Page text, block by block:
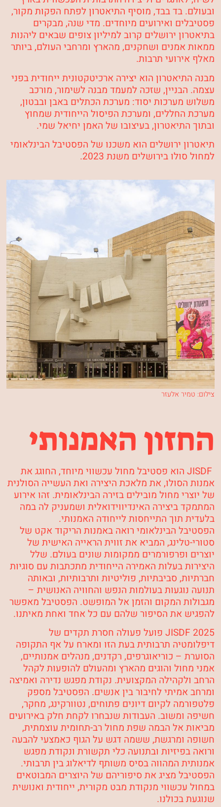
צילום: טמיר אלעזר
ובעולם. בד בבד, מוסיף התיאטרון לפתח הפקות מקור,
פסטיבלים ואירועים מיוחדים. מדי שנה, מבקרים
בתיאטרון ירושלים קרוב למיליון צופים שבאים ליהנות
ממאות אמנים ושחקנים, מהארץ ומרחבי העולם, ביותר
מאלף אירועי תרבות.
מבנה התיאטרון הוא יצירה ארכיטקטונית ייחודית בפני
עצמה. הבניין, שזכה למעמד מבנה לשימור, מורכב
משלוש מערכות יסוד: מערכת הכתלים באבן ובבטון,
מערכת החללים, ומערכת הפיסול הייחודית שמחוץ
ובתוך התיאטרון, בעיצובו של האמן יחיאל שמי.
תיאטרון ירושלים הוא משכנו של הפסטיבל הבינלאומי
למחול סולו בירושלים משנת 2023.
החזון האמנותי
JISDF הוא פסטיבל מחול עכשווי מיוחד, החוגג את
אמנות הסולו, את מלאכת היצירה ואת העשייה הסולנית
של יוצרי מחול מובילים בזירה הבינלאומית. זהו אירוע
המתמקד ביצירה האינדיווידואלית ושמעניק לה במה
בלעדית תוך התייחסות לייחודה האמנותי.
הפסטיבל הבינלאומי רואה באמנות הריקוד אקט של
סטורי-טלינג, המביא את זווית הראייה האישית של
יוצרים ופרפורמרים ממקומות שונים בעולם. שלל
היצירות בעלות האמירה הייחודית מתכתבות עם סוגיות
חברתיות, סביבתיות, פוליטיות ותרבותיות, ובאותה
תנועה נוגעות בעולמות הנפש והחוויה האנושית –
מגבולות המקום והזמן אל המופשט. הפסטיבל מאפשר
להפגיש את הסיפור שלהם עם כל אחד ואחת מאיתנו.
JISDF 2025 פועל פעולה חסרת תקדים של
דיפלומטיה תרבותית בעת הזו ומארח על אף התקופה
הסוערת – כוריאוגרפים, רקדנים, מנהלים אמנותיים,
אמני מחול והוגים מהארץ ומהעולם להופעות לקהל
הרחב ולקהילה המקצועית. נקודת מפגש נדירה ואמיצה
ומרחב אמיתי לחיבור בין אנשים. הפסטיבל מספק
פלטפורמה לקיום דיונים פתוחים, נטוורקינג, מחקר,
חשיפה ומשוב. העבודות שנבחרו לקחת חלק באירועים
מביאות אל הבמה שפת מחול רב-תחומית עוצמתית,
חשופה ומרגשת, ששמה דגש על הגוף כאמצעי להבעה
ורואה בפיזיות ובתנועה כלי תקשורת ונקודת מפגש
אמנותית המהווה בסיס משותף לדיאלוג בין תרבותי.
הפסטיבל מציג את סיפוריהם של היוצרים המבוטאים
במחול עכשווי מנקודת מבט מקורית, ייחודית ואנושית
שנוגעת בכולנו.